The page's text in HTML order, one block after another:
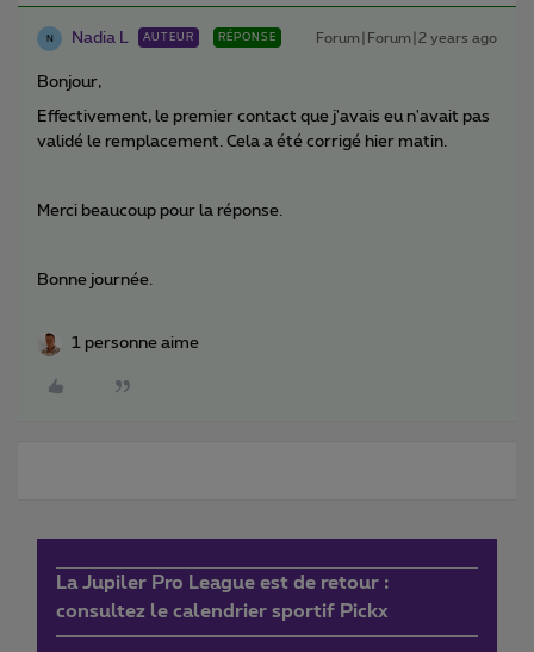
N Nadia L AUTEUR RÉPONSE Forum|Forum|2 years ago
Bonjour,
Effectivement, le premier contact que j'avais eu n'avait pas
validé le remplacement. Cela a été corrigé hier matin.
Merci beaucoup pour la réponse.
Bonne journée.
1 personne aime
La Jupiler Pro League est de retour :
consultez le calendrier sportif Pickx